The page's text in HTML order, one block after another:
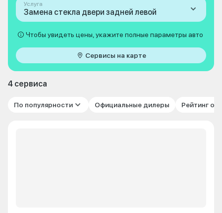
Услуга
Замена стекла двери задней левой
Чтобы увидеть цены, укажите полные параметры авто
Сервисы на карте
4 сервиса
По популярности Официальные дилеры Рейтинг